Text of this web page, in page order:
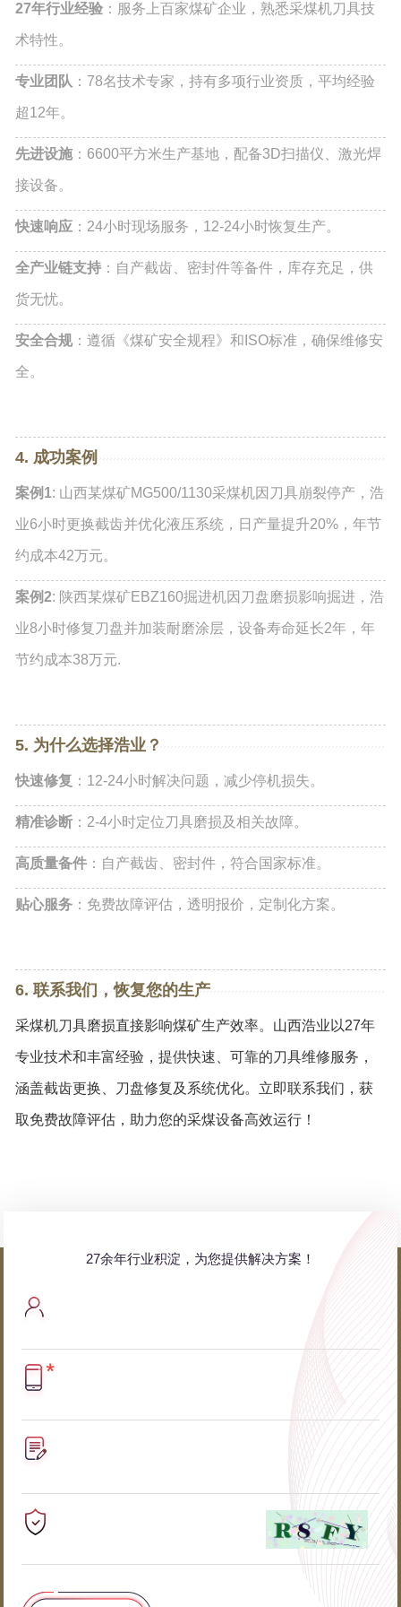
27年行业经验 ：服务上百家煤矿企业，熟悉采煤机刀具技
术特性。
专业团队 ：78名技术专家，持有多项行业资质，平均经验
超12年。
先进设施：6600平方米生产基地，配备3D扫描仪、激光焊
接设备。
快速响应 ：24小时现场服务，12-24小时恢复生产。
全产业链支持 ：自产截齿、密封件等备件，库存充足，供
货无忧。
安全合规 ：遵循《煤矿安全规程》和ISO标准，确保维修安
全。
4. 成功案例
案例1: 山西某煤矿MG500/1130采煤机因刀具崩裂停产，浩
业6小时更换截齿并优化液压系统，日产量提升20%，年节
约成本42万元。
案例2: 陕西某煤矿EBZ160掘进机因刀盘磨损影响掘进，浩
业8小时修复刀盘并加装耐磨涂层，设备寿命延长2年，年
节约成本38万元.
5. 为什么选择浩业？
快速修复 ：12-24小时解决问题，减少停机损失。
精准诊断 ：2-4小时定位刀具磨损及相关故障。
高质量备件 ：自产截齿、密封件，符合国家标准。
贴心服务 ：免费故障评估，透明报价，定制化方案。
6. 联系我们，恢复您的生产
采煤机刀具磨损直接影响煤矿生产效率。山西浩业以27年
专业技术和丰富经验，提供快速、可靠的刀具维修服务，
涵盖截齿更换、刀盘修复及系统优化。立即联系我们，获
取免费故障评估，助力您的采煤设备高效运行！
27余年行业积淀，为您提供解决方案！